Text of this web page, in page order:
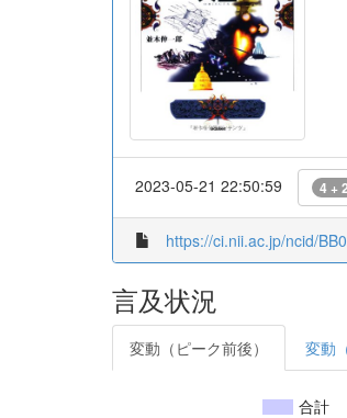
2023-05-21 22:50:59 4 + 2
https://ci.nii.ac.jp/ncid/
言及状況
変動（ピーク前後） 変動
合計